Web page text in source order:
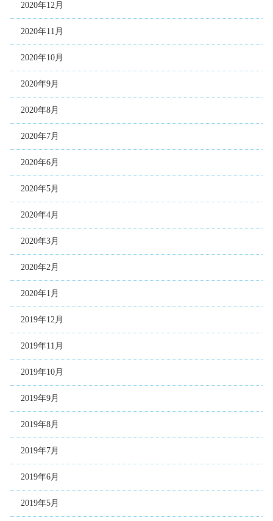
2020年12月
2020年11月
2020年10月
2020年9月
2020年8月
2020年7月
2020年6月
2020年5月
2020年4月
2020年3月
2020年2月
2020年1月
2019年12月
2019年11月
2019年10月
2019年9月
2019年8月
2019年7月
2019年6月
2019年5月